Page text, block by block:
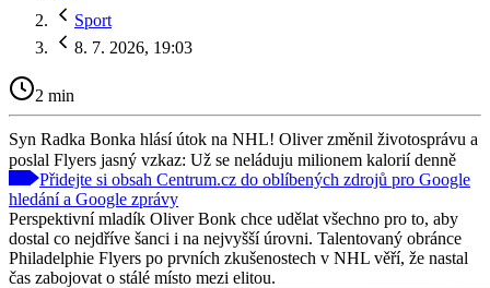
Sport
8. 7. 2026, 19:03
2 min
Syn Radka Bonka hlásí útok na NHL! Oliver změnil životosprávu a
poslal Flyers jasný vzkaz: Už se neláduju milionem kalorií denně
Přidejte si obsah Centrum.cz do oblíbených zdrojů pro Google
hledání a Google zprávy
Perspektivní mladík Oliver Bonk chce udělat všechno pro to, aby
dostal co nejdříve šanci i na nejvyšší úrovni. Talentovaný obránce
Philadelphie Flyers po prvních zkušenostech v NHL věří, že nastal
čas zabojovat o stálé místo mezi elitou.